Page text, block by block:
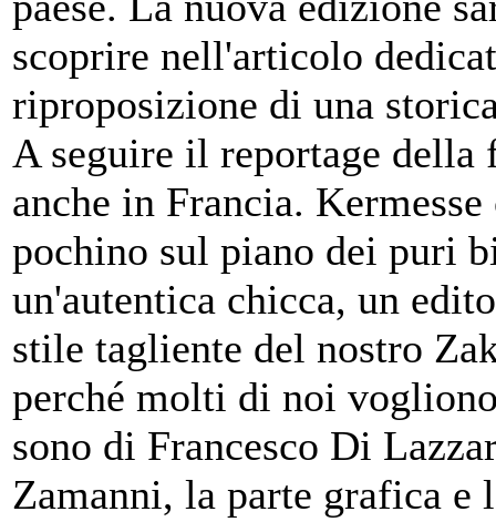
scoprire nell'articolo
riproposizione di una
A seguire il reportage della
anche in Francia.
pochino sul piano dei puri
un'autentica chicca, un
stile tagliente del nostro
perché molti di noi
sono di Francesco Di
Zamanni, la parte grafica e